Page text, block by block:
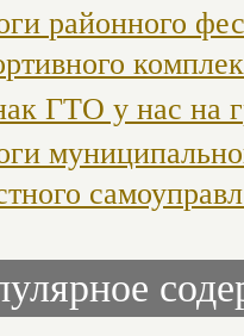
районного
ГТО у нас на